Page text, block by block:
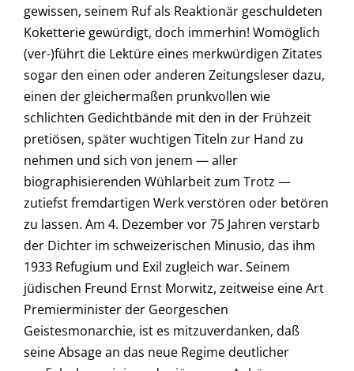
gewissen, seinem Ruf als Reaktionär geschuldeten
Koketterie gewürdigt, doch immerhin! Womöglich
(ver-)führt die Lektüre eines merkwürdigen Zitates
sogar den einen oder anderen Zeitungsleser dazu,
einen der gleichermaßen prunkvollen wie
schlichten Gedichtbände mit den in der Frühzeit
pretiösen, später wuchtigen Titeln zur Hand zu
nehmen und sich von jenem — aller
biographisierenden Wühlarbeit zum Trotz —
zutiefst fremdartigen Werk verstören oder betören
zu lassen. Am 4. Dezember vor 75 Jahren verstarb
der Dichter im schweizerischen Minusio, das ihm
1933 Refugium und Exil zugleich war. Seinem
jüdischen Freund Ernst Morwitz, zeitweise eine Art
Premierminister der Georgeschen
Geistesmonarchie, ist es mitzuverdanken, daß
seine Absage an das neue Regime deutlicher